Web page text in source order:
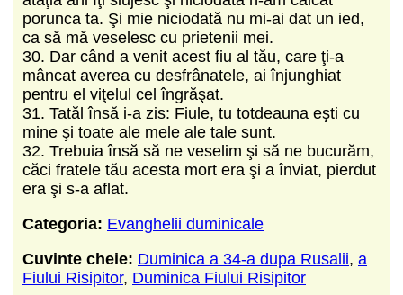
porunca ta. Şi mie niciodată nu mi-ai dat un ied,
ca să mă veselesc cu prietenii mei.
30. Dar când a venit acest fiu al tău, care ţi-a
mâncat averea cu desfrânatele, ai înjunghiat
pentru el viţelul cel îngrăşat.
31. Tatăl însă i-a zis: Fiule, tu totdeauna eşti cu
mine şi toate ale mele ale tale sunt.
32. Trebuia însă să ne veselim şi să ne bucurăm,
căci fratele tău acesta mort era şi a înviat, pierdut
era şi s-a aflat.
Categoria: Evanghelii duminicale
Cuvinte cheie: Duminica a 34-a dupa Rusalii, a
Fiului Risipitor, Duminica Fiului Risipitor